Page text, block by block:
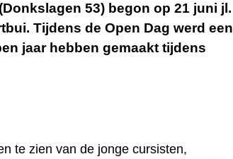
53) begon op 21 juni jl.
Tijdens de Open Dag werd een
jaar hebben gemaakt tijdens
te zien van de jonge cursisten,